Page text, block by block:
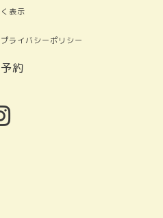
く表示
プライバシーポリシー
予約